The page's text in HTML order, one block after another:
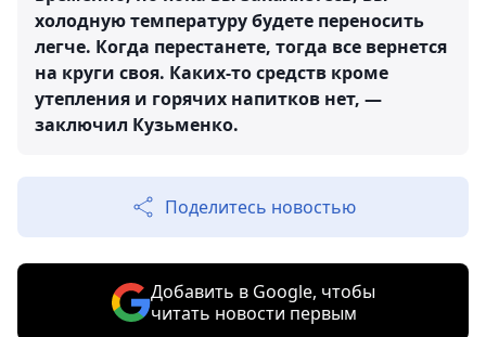
холодную температуру будете переносить
легче. Когда перестанете, тогда все вернется
на круги своя. Каких-то средств кроме
утепления и горячих напитков нет, —
заключил Кузьменко.
Поделитесь новостью
Добавить в Google, чтобы
читать новости первым